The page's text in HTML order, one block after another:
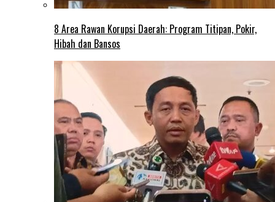
8 Area Rawan Korupsi Daerah: Program Titipan, Pokir,
Hibah dan Bansos